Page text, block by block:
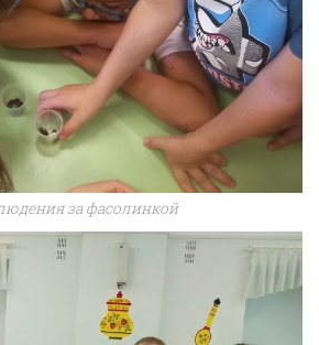
за фасолинкой